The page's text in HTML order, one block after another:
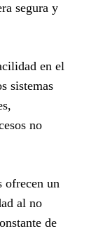
segura y
en el
sistemas
no
ofrecen un
al no
de